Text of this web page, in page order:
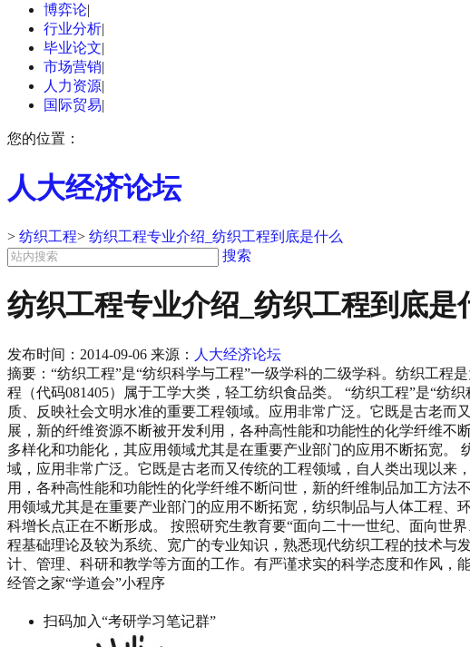
博弈论|
行业分析|
毕业论文|
市场营销|
人力资源|
国际贸易|
您的位置：
人大经济论坛
> 纺织工程> 纺织工程专业介绍_纺织工程到底是什么
搜索
纺织工程专业介绍_纺织工程到底是
发布时间： 2014-09-06 来源： 人大经济论坛
摘要：“纺织工程”是“纺织科学与工程”一级学科的二级学科。纺织工
程（代码081405）属于工学大类，轻工纺织食品类。 “纺织工程”是“纺
质、反映社会文明水准的重要工程领域。应用非常广泛。它既是古老
展，新的纤维资源不断被开发利用，各种高性能和功能性的化学纤维
多样化和功能化，其应用领域尤其是在重要产业部门的应用不断拓宽
域，应用非常广泛。它既是古老而又传统的工程领域，自人类出现以来
用，各种高性能和功能性的化学纤维不断问世，新的纤维制品加工方
用领域尤其是在重要产业部门的应用不断拓宽，纺织制品与人体工程
科增长点正在不断形成。 按照研究生教育要“面向二十一世纪、面向世
程基础理论及较为系统、宽广的专业知识，熟悉现代纺织工程的技术
计、管理、科研和教学等方面的工作。有严谨求实的科学态度和作风，
经管之家“学道会”小程序
扫码加入“考研学习笔记群”